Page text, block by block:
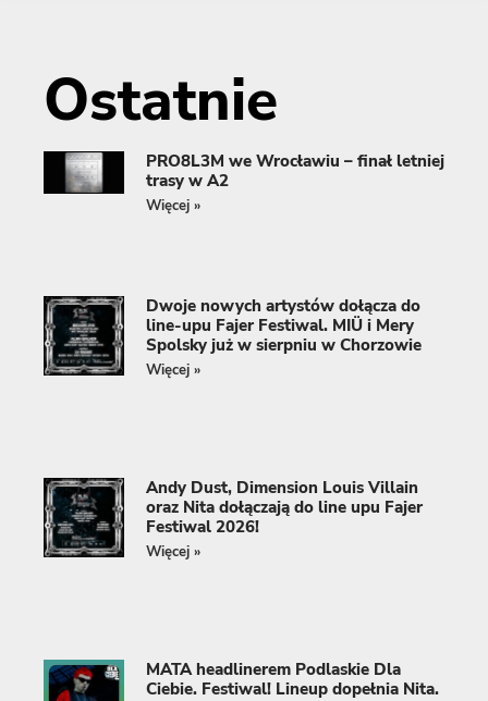
Ostatnie
PRO8L3M we Wrocławiu – finał letniej
trasy w A2
Więcej »
Dwoje nowych artystów dołącza do
line-upu Fajer Festiwal. MIÜ i Mery
Spolsky już w sierpniu w Chorzowie
Więcej »
Andy Dust, Dimension Louis Villain
oraz Nita dołączają do line upu Fajer
Festiwal 2026!
Więcej »
MATA headlinerem Podlaskie Dla
Ciebie. Festiwal! Lineup dopełnia Nita.